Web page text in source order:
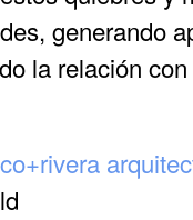
generando
la relación